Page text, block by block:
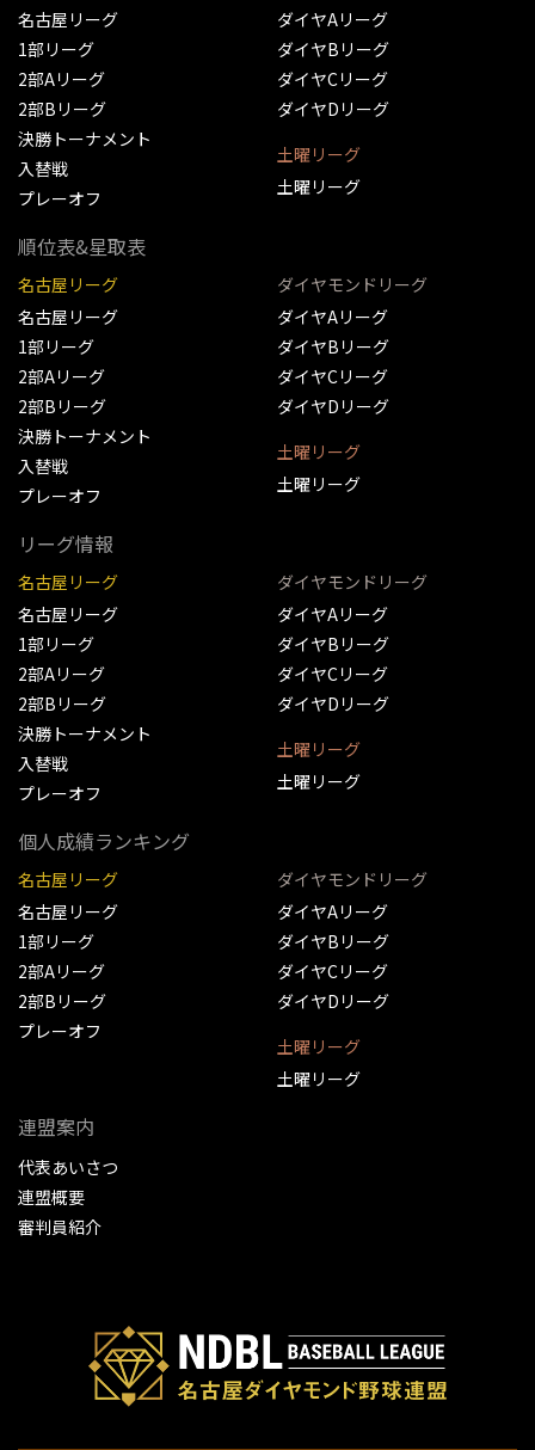
名古屋リーグ
1部リーグ
2部Aリーグ
2部Bリーグ
決勝トーナメント
入替戦
プレーオフ
ダイヤAリーグ
ダイヤBリーグ
ダイヤCリーグ
ダイヤDリーグ
土曜リーグ
土曜リーグ
順位表&星取表
名古屋リーグ
名古屋リーグ
1部リーグ
2部Aリーグ
2部Bリーグ
決勝トーナメント
入替戦
プレーオフ
ダイヤモンドリーグ
ダイヤAリーグ
ダイヤBリーグ
ダイヤCリーグ
ダイヤDリーグ
土曜リーグ
土曜リーグ
リーグ情報
名古屋リーグ
名古屋リーグ
1部リーグ
2部Aリーグ
2部Bリーグ
決勝トーナメント
入替戦
プレーオフ
ダイヤモンドリーグ
ダイヤAリーグ
ダイヤBリーグ
ダイヤCリーグ
ダイヤDリーグ
土曜リーグ
土曜リーグ
個人成績ランキング
名古屋リーグ
名古屋リーグ
1部リーグ
2部Aリーグ
2部Bリーグ
プレーオフ
ダイヤモンドリーグ
ダイヤAリーグ
ダイヤBリーグ
ダイヤCリーグ
ダイヤDリーグ
土曜リーグ
土曜リーグ
連盟案内
代表あいさつ
連盟概要
審判員紹介